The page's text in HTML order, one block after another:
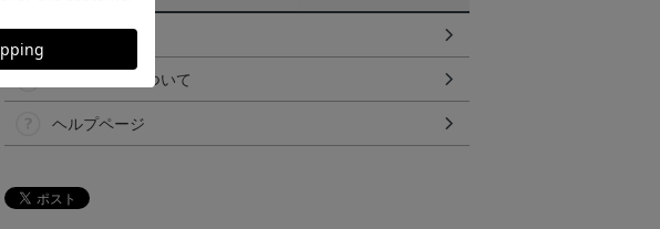
決済について
ギフト対応について
ヘルプページ